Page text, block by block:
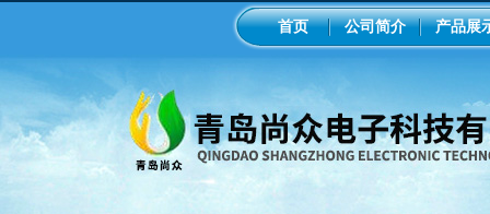
首页 公司简介 产品展